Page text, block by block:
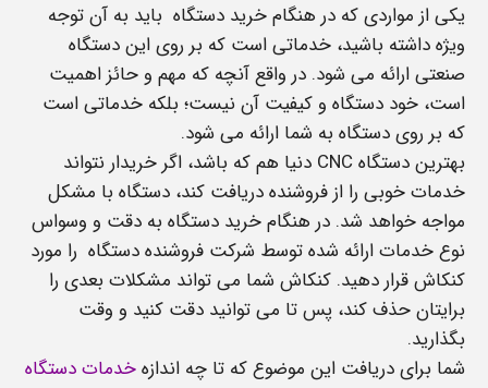
یکی از مواردی که در هنگام خرید دستگاه باید به آن توجه
ویژه داشته باشید، خدماتی است که بر روی این دستگاه
صنعتی ارائه می شود. در واقع آنچه که مهم و حائز اهمیت
است، خود دستگاه و کیفیت آن نیست؛ بلکه خدماتی است
که بر روی دستگاه به شما ارائه می شود.
بهترین دستگاه CNC دنیا هم که باشد، اگر خریدار نتواند
خدمات خوبی را از فروشنده دریافت کند، دستگاه با مشکل
مواجه خواهد شد. در هنگام خرید دستگاه به دقت و وسواس
نوع خدمات ارائه شده توسط شرکت فروشنده دستگاه را مورد
کنکاش قرار دهید. کنکاش شما می تواند مشکلات بعدی را
برایتان حذف کند، پس تا می توانید دقت کنید و وقت
بگذارید.
شما برای دریافت این موضوع که تا چه اندازهخدمات دستگاه